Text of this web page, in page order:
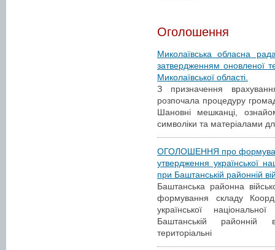
Оголошення
Миколаївська обласна
затвердженням оновленої
Миколаївської області.
З призначення
розпочала процедуру
Шановні мешканці,
символіки та матеріалами
ОГОЛОШЕННЯ про
утвердження української
при Баштанській районній
Баштанська районна
формування складу
української
Баштанській районній
територіальні